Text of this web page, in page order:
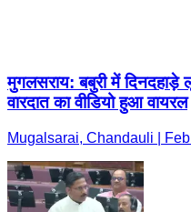
मुगलसराय: बबुरी में
वारदात का वीडियो हुआ वायरल
Mugalsarai, Chandauli |